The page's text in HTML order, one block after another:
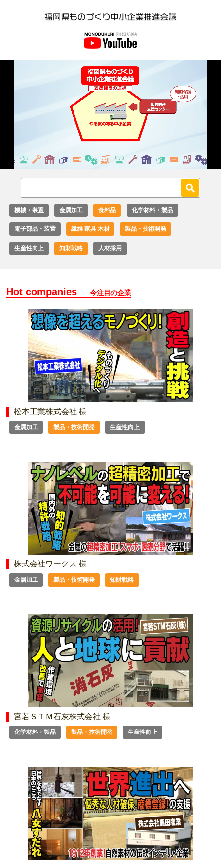
Unmute Loaded:
機械・装置 金属加工 食料品 化学材料・製品
電子部品・装置 繊維 家具 木材 製品・技術開発
生産性向上 知財戦略 人材採用
Hot companies 今注目の企業
松本工業株式会社 様
金属加工 製品・技術開発 生産性向上
株式会社ワークス 様
金属加工 製品・技術開発 知財戦略
宮若ＳＴＭ石灰株式会社 様
化学材料・製品 製品・技術開発 生産性向上